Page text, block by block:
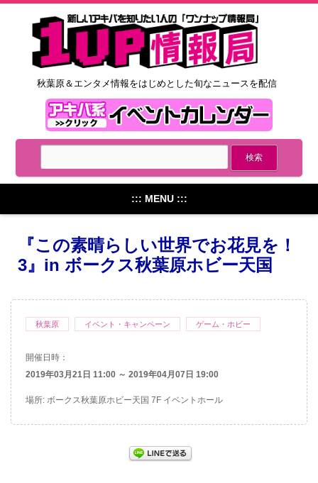
秋葉原＆エンタメ情報をはじめとした旬なニュースを配信
::: MENU :::
『この素晴らしい世界でお花見を！
3』in ボークス秋葉原ホビー天国
秋葉原 イベント・キャンペーン ゲーム・ホビー
開催日時：
2019年03月21日 11:00 ～ 2019年04月07日 19:00
場所: ボークス秋葉原ホビー天国 7F イベントホール